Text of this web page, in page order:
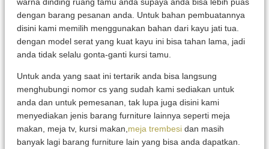
dengan barang pesanan anda. Untuk bahan pembuatannya
disini kami memilih menggunakan bahan dari kayu jati tua.
dengan model serat yang kuat kayu ini bisa tahan lama, jadi
anda tidak selalu gonta-ganti kursi tamu.
Untuk anda yang saat ini tertarik anda bisa langsung
menghubungi nomor cs yang sudah kami sediakan untuk
anda dan untuk pemesanan, tak lupa juga disini kami
menyediakan jenis barang furniture lainnya seperti meja
makan, meja tv, kursi makan, meja trembesi dan masih
banyak lagi barang furniture lain yang bisa anda dapatkan.